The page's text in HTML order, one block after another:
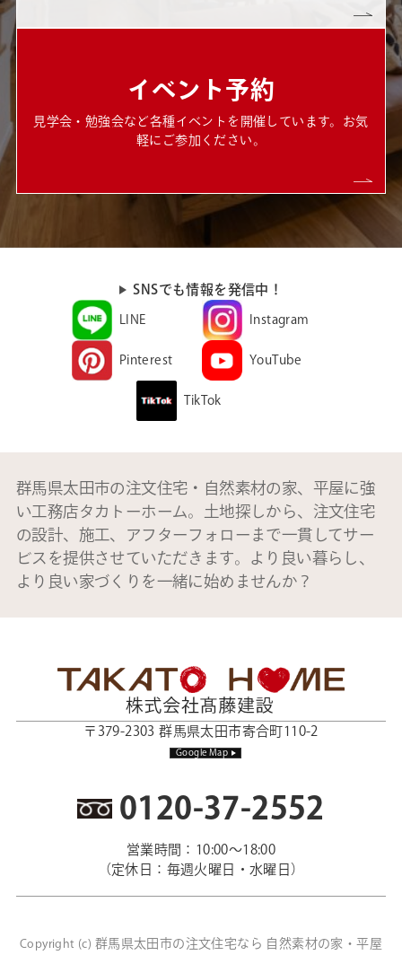
イベント予約
見学会・勉強会など各種イベントを開催しています。お気
軽にご参加ください。
SNSでも情報を発信中！
LINE Instagram
Pinterest YouTube
TikTok
群馬県太田市の注文住宅・自然素材の家、平屋に強
い工務店タカトーホーム。土地探しから、注文住宅
の設計、施工、アフターフォローまで一貫してサー
ビスを提供させていただきます。より良い暮らし、
より良い家づくりを一緒に始めませんか？
〒379-2303 群馬県太田市寄合町110-2
Google Map
0120-37-2552
営業時間：10:00～18:00
（定休日：毎週火曜日・水曜日）
Copyright (c) 群馬県太田市の注文住宅なら 自然素材の家・平屋